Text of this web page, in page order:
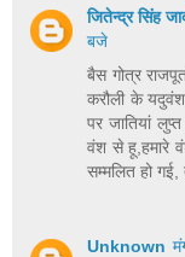
जितेन्द्र सिंह
बजे
बैस गोत्र
करौली के यदुवंश
पर जातियां
वंश से हू,हमारे
सम्मलित हो गई,
Unknown